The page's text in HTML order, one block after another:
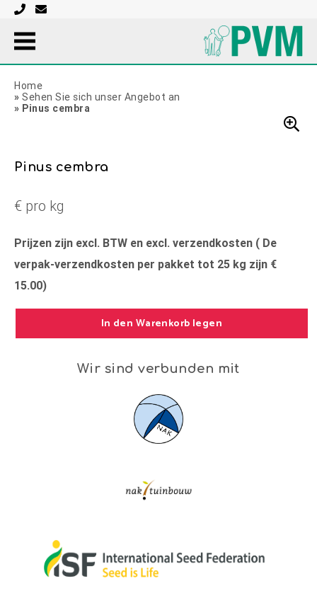
Home
» Sehen Sie sich unser Angebot an
» Pinus cembra
Pinus cembra
€ pro kg
Prijzen zijn excl. BTW en excl. verzendkosten ( De
verpak-verzendkosten per pakket tot 25 kg zijn €
15.00)
In den Warenkorb legen
Wir sind verbunden mit